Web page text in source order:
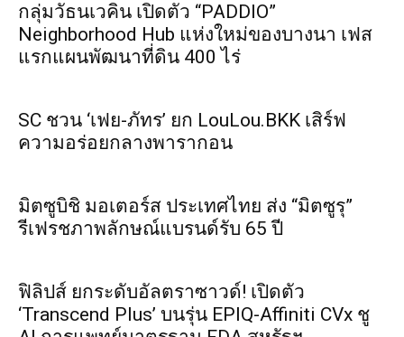
กลุ่มวัธนเวคิน เปิดตัว “PADDIO”
Neighborhood Hub แห่งใหม่ของบางนา เฟส
แรกแผนพัฒนาที่ดิน 400 ไร่
SC ชวน ‘เฟย-ภัทร’ ยก LouLou.BKK เสิร์ฟ
ความอร่อยกลางพารากอน
มิตซูบิชิ มอเตอร์ส ประเทศไทย ส่ง “มิตซูรุ”
รีเฟรชภาพลักษณ์แบรนด์รับ 65 ปี
ฟิลิปส์ ยกระดับอัลตราซาวด์! เปิดตัว
‘Transcend Plus’ บนรุ่น EPIQ-Affiniti CVx ชู